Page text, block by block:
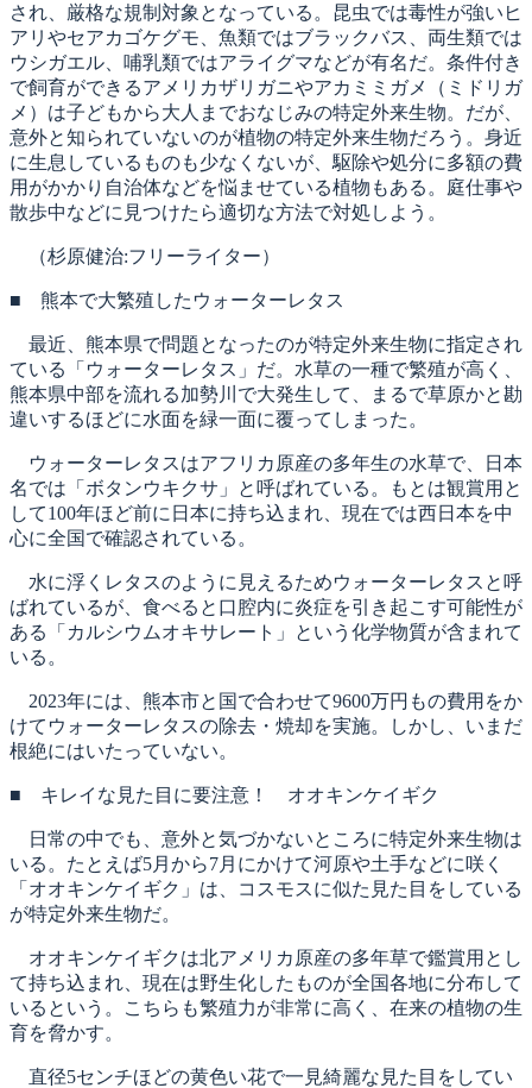
され、厳格な規制対象となっている。昆虫では毒性が強いヒ
アリやセアカゴケグモ、魚類ではブラックバス、両生類では
ウシガエル、哺乳類ではアライグマなどが有名だ。条件付き
で飼育ができるアメリカザリガニやアカミミガメ（ミドリガ
メ）は子どもから大人までおなじみの特定外来生物。だが、
意外と知られていないのが植物の特定外来生物だろう。身近
に生息しているものも少なくないが、駆除や処分に多額の費
用がかかり自治体などを悩ませている植物もある。庭仕事や
散歩中などに見つけたら適切な方法で対処しよう。
（杉原健治:フリーライター）
■ 熊本で大繁殖したウォーターレタス
最近、熊本県で問題となったのが特定外来生物に指定され
ている「ウォーターレタス」だ。水草の一種で繁殖が高く、
熊本県中部を流れる加勢川で大発生して、まるで草原かと勘
違いするほどに水面を緑一面に覆ってしまった。
ウォーターレタスはアフリカ原産の多年生の水草で、日本
名では「ボタンウキクサ」と呼ばれている。もとは観賞用と
して100年ほど前に日本に持ち込まれ、現在では西日本を中
心に全国で確認されている。
水に浮くレタスのように見えるためウォーターレタスと呼
ばれているが、食べると口腔内に炎症を引き起こす可能性が
ある「カルシウムオキサレート」という化学物質が含まれて
いる。
2023年には、熊本市と国で合わせて9600万円もの費用をか
けてウォーターレタスの除去・焼却を実施。しかし、いまだ
根絶にはいたっていない。
■ キレイな見た目に要注意！ オオキンケイギク
日常の中でも、意外と気づかないところに特定外来生物は
いる。たとえば5月から7月にかけて河原や土手などに咲く
「オオキンケイギク」は、コスモスに似た見た目をしている
が特定外来生物だ。
オオキンケイギクは北アメリカ原産の多年草で鑑賞用とし
て持ち込まれ、現在は野生化したものが全国各地に分布して
いるという。こちらも繁殖力が非常に高く、在来の植物の生
育を脅かす。
直径5センチほどの黄色い花で一見綺麗な見た目をしてい